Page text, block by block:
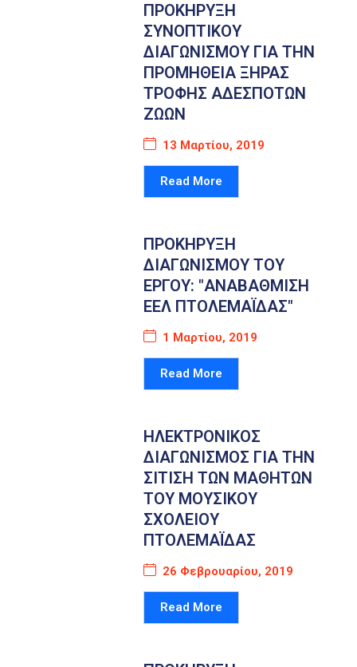
ΠΡΟΚΗΡΥΞΗ
ΣΥΝΟΠΤΙΚΟΥ
ΔΙΑΓΩΝΙΣΜΟΥ ΓΙΑ ΤΗΝ
ΠΡΟΜΗΘΕΙΑ ΞΗΡΑΣ
ΤΡΟΦΗΣ ΑΔΕΣΠΟΤΩΝ
ΖΩΩΝ
13 Μαρτίου, 2019
Read More
ΠΡΟΚΗΡΥΞΗ
ΔΙΑΓΩΝΙΣΜΟΥ ΤΟΥ
ΕΡΓΟΥ: "ΑΝΑΒΑΘΜΙΣΗ
ΕΕΛ ΠΤΟΛΕΜΑΪΔΑΣ"
1 Μαρτίου, 2019
Read More
ΗΛΕΚΤΡΟΝΙΚΟΣ
ΔΙΑΓΩΝΙΣΜΟΣ ΓΙΑ ΤΗΝ
ΣΙΤΙΣΗ ΤΩΝ ΜΑΘΗΤΩΝ
ΤΟΥ ΜΟΥΣΙΚΟΥ
ΣΧΟΛΕΙΟΥ
ΠΤΟΛΕΜΑΪΔΑΣ
26 Φεβρουαρίου, 2019
Read More